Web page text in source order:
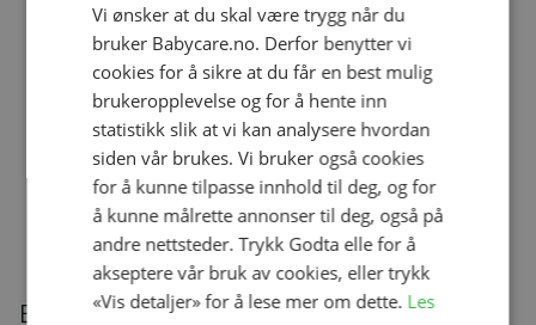
Ullsokker, Huttelihut, Mahogany
Rose
kr 319,00
kr 749,00
Beskrivelse
Vi ønsker at du skal være trygg når du
bruker Babycare.no. Derfor benytter vi
cookies for å sikre at du får en best mulig
brukeropplevelse og for å hente inn
statistikk slik at vi kan analysere hvordan
siden vår brukes. Vi bruker også cookies
for å kunne tilpasse innhold til deg, og for
å kunne målrette annonser til deg, også på
andre nettsteder. Trykk Godta elle for å
akseptere vår bruk av cookies, eller trykk
«Vis detaljer» for å lese mer om dette. Les